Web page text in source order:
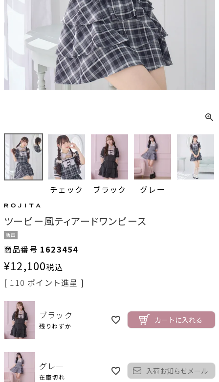
チェック ブラック グレー
ツーピー風ティアードワンピース
動画
商品番号 1623454
¥12,100税込
[ 110 ポイント進呈 ]
ブラック
残りわずか
カートに入れる
グレー
在庫切れ
入荷お知らせメール